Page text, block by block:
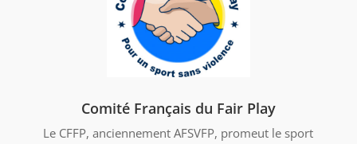
Comité Français du Fair Play
Le CFFP, anciennement AFSVFP, promeut le sport